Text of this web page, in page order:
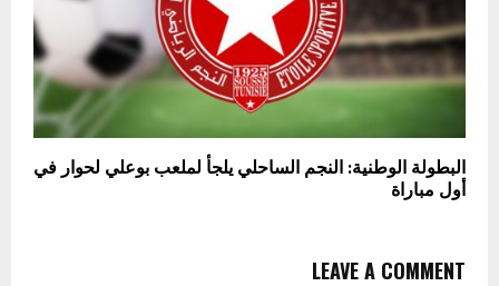
البطولة الوطنية: النجم الساحلي يلجأ لملعب بوعلي لحوار في
أول مباراة
LEAVE A COMMENT